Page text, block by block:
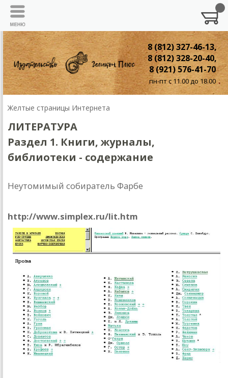
8 (812) 327-46-13,
8 (812) 328-20-40,
8 (921) 576-41-70
пн-пт с 11.00 до 18.00
Желтые страницы Интернета
ЛИТЕРАТУРА
Раздел 1. Книги, журналы,
библиотеки - содержание
Неутомимый собиратель Фарбе
http://www.simplex.ru/lit.htm